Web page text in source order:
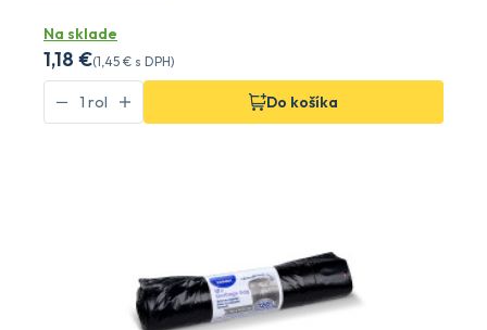
Na sklade
1,18 €(1,45 € s DPH)
Do košíka